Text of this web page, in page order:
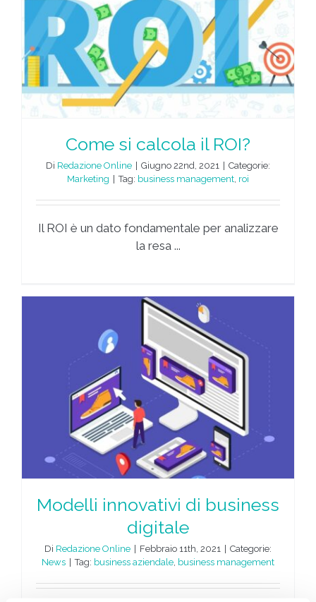
Come si calcola il ROI?
Di Redazione Online | Giugno 22nd, 2021 | Categorie:
Marketing | Tag: business management roi
Il ROI è un dato fondamentale per analizzare
la resa ...
Modelli innovativi di business
digitale
Di Redazione Online | Febbraio 11th, 2021 | Categorie:
News | Tag: business aziendale business management